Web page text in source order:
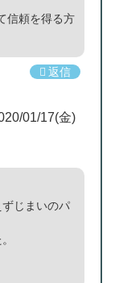
信頼を得る方
返信
01/17(金)
じまいのパ